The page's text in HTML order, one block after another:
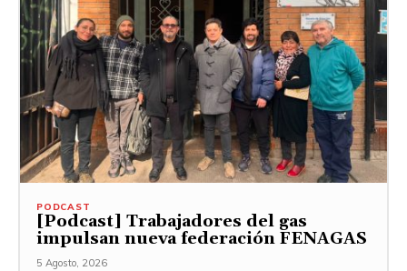
PODCAST
[Podcast] Trabajadores del gas
impulsan nueva federación FENAGAS
5 Agosto, 2026